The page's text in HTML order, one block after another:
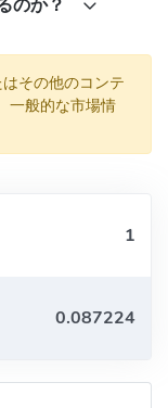
取引を可能にしま
タル資産を発行でき
であり、将来的に
追加される予定で
がリリースされま
なスマートコント
のか？
その他のコンテ
一般的な市場情